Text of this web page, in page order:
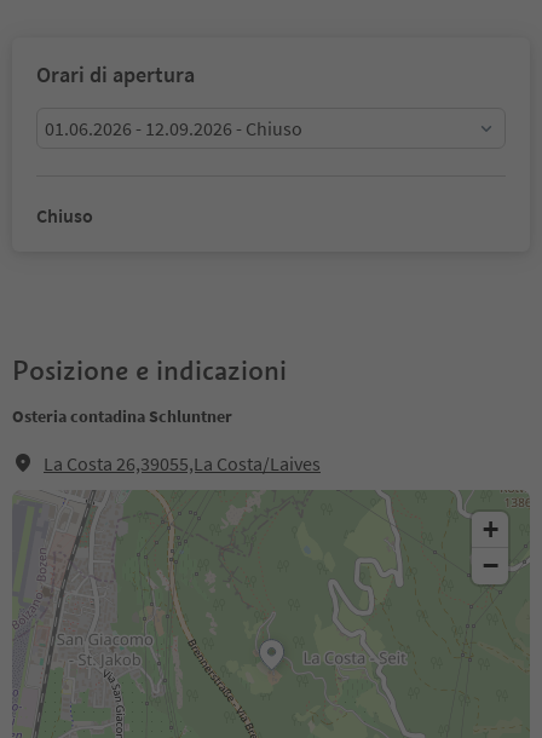
Orari di apertura
01.06.2026 - 12.09.2026 - Chiuso
Chiuso
Posizione e indicazioni
Osteria contadina Schluntner
La Costa 26,39055,La Costa/Laives
+
−